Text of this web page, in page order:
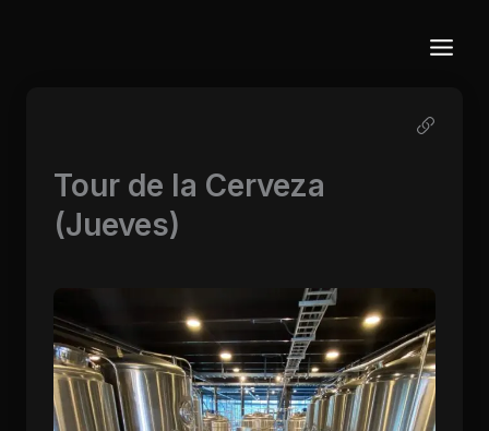
Tour de la Cerveza
(Jueves)